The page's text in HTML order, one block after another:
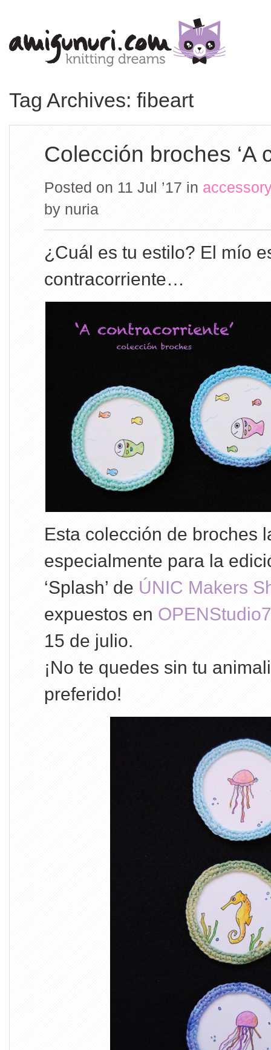
Tag Archives: fibeart
Colección broches ‘A
Posted on 11 Jul ’17 in accessory
by nuria
¿Cuál es tu estilo? El mío
contracorriente…
Esta colección de broches
especialmente para la
‘Splash’ de ÚNIC Makers
expuestos en
15 de julio.
¡No te quedes sin tu
preferido!